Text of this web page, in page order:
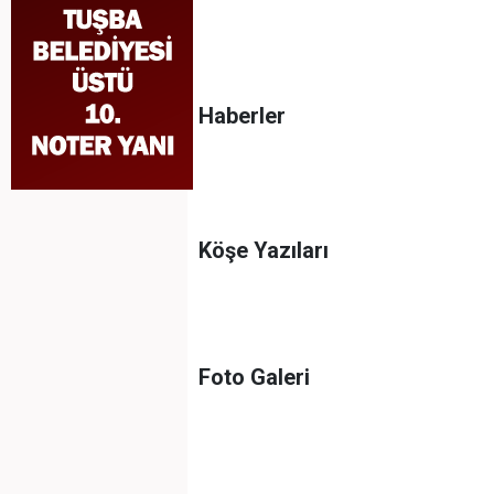
Haberler
Köşe Yazıları
Foto Galeri